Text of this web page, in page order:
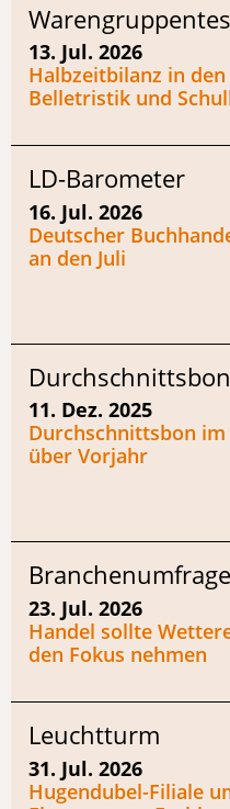
13. Jul. 2026
Halbzeitbilanz in
Belletristik und
LD-Barometer
16. Jul. 2026
Deutscher
an den Juli
Durchschnittsbon
11. Dez. 2025
Durchschnittsbon
über Vorjahr
Branchenumfrage
23. Jul. 2026
Handel sollte
den Fokus nehmen
Leuchtturm
31. Jul. 2026
Hugendubel-Filiale